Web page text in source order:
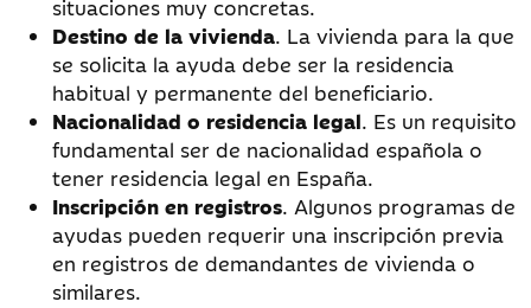
situaciones muy concretas.
Destino de la vivienda. La vivienda para la que
se solicita la ayuda debe ser la residencia
habitual y permanente del beneficiario.
Nacionalidad o residencia legal. Es un requisito
fundamental ser de nacionalidad española o
tener residencia legal en España.
Inscripción en registros. Algunos programas de
ayudas pueden requerir una inscripción previa
en registros de demandantes de vivienda o
similares.